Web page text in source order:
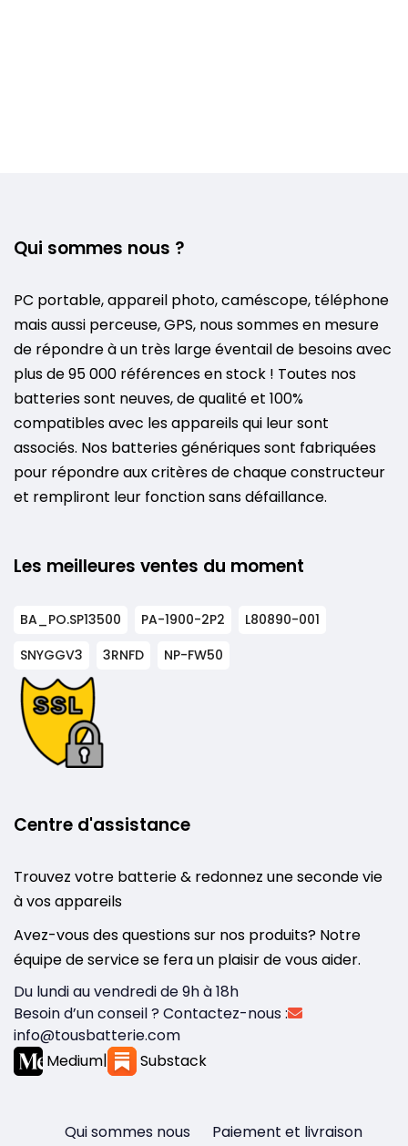
Qui sommes nous ?
PC portable, appareil photo, caméscope, téléphone
mais aussi perceuse, GPS, nous sommes en mesure
de répondre à un très large éventail de besoins avec
plus de 95 000 références en stock ! Toutes nos
batteries sont neuves, de qualité et 100%
compatibles avec les appareils qui leur sont
associés. Nos batteries génériques sont fabriquées
pour répondre aux critères de chaque constructeur
et rempliront leur fonction sans défaillance.
Les meilleures ventes du moment
BA_PO.SP13500 PA-1900-2P2
L80890-001
SNYGGV3
3RNFD NP-FW50
Centre d'assistance
Trouvez votre batterie & redonnez une seconde vie
à vos appareils
Avez-vous des questions sur nos produits? Notre
équipe de service se fera un plaisir de vous aider.
Du lundi au vendredi de 9h à 18h
Besoin d’un conseil ? Contactez-nous :
info@tousbatterie.com
Medium| Substack
Qui sommes nous
Paiement et livraison